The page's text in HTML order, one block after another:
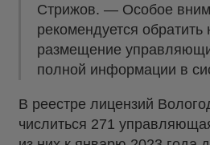
Стрижов. — Особое
рекомендуется
размещение
полной информации в
В реестре лицензий
числиться 271